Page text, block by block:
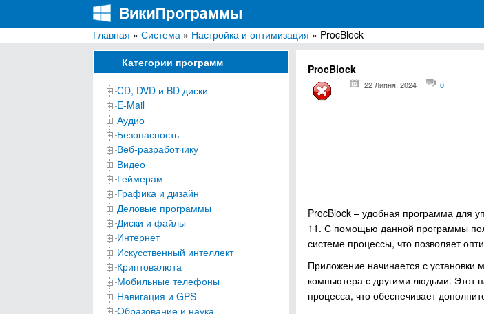
ВикиПрограммы
Энциклопедия бесплатных компьютерных программ для Windows
Главная » Система » Настройка и оптимизация » ProcBlock
Категории программ
CD, DVD и BD диски
E-Mail
Аудио
Безопасность
Веб-разработчику
Видео
Геймерам
Графика и дизайн
Деловые программы
Диски и файлы
Интернет
Искусственный интеллект
Криптовалюта
Мобильные телефоны
Навигация и GPS
Образование и наука
ProcBlock
22 Липня, 2024 0
ProcBlock – удобная программа для
11. С помощью данной программы
системе процессы, что позволяет
Приложение начинается с установки
компьютера с другими людьми. Этот
процесса, что обеспечивает